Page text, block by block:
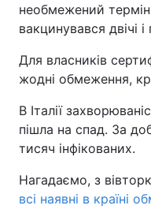
необмежений
вакцинувався двічі і
Для власників
жодні обмеження,
В Італії
пішла на спад. За
тисяч інфікованих.
Нагадаємо, з
всі наявні в країні